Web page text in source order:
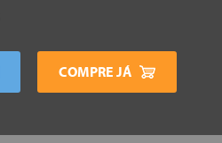
COMPRE JÁ